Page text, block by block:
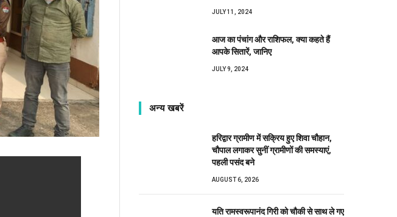
JULY 11, 2024
आज का पंचांग और राशिफल, क्या कहते हैं
आपके सितारें, जानिए
JULY 9, 2024
अन्य खबरें
हरिद्वार ग्रामीण में सक्रिय हुए शिवा चौहान,
चौपाल लगाकर सुनीं ग्रामीणों की समस्याएं,
पहली पसंद बने
AUGUST 6, 2026
यति रामस्वरूपानंद गिरी को चौकी से साथ ले गए